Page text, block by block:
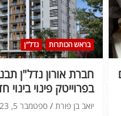
בראש הכותרות נדל"ן
בפרוייטק פינוי
ספטמבר 5, 2023 יואב בן פורת